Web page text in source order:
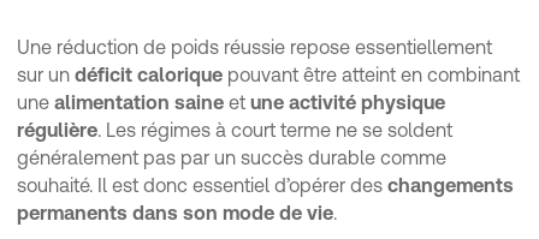
Quelles méthodes permettent de perdre du poids ?
Comment éviter l'effet yo-yo ?
Le jeûne peut-il favoriser un amaigrissement durable ?
Une réduction de poids réussie repose essentiellement
sur un déficit calorique pouvant être atteint en combinant
une alimentation saine et une activité physique
régulière. Les régimes à court terme ne se soldent
généralement pas par un succès durable comme
souhaité. Il est donc essentiel d’opérer des changements
permanents dans son mode de vie.